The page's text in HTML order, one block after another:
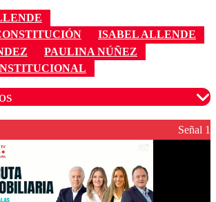
ISABEL ALLENDE
PAULINA NÚÑEZ
son moderados para garantizar un
Señal 1